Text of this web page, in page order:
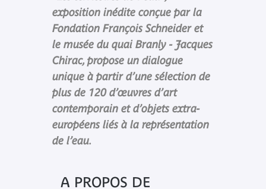
exposition inédite conçue par la
Fondation François Schneider et
le musée du quai Branly - Jacques
Chirac, propose un dialogue
unique à partir d’une sélection de
plus de 120 d’œuvres d’art
contemporain et d’objets extra-
européens liés à la représentation
de l’eau.
A PROPOS DE